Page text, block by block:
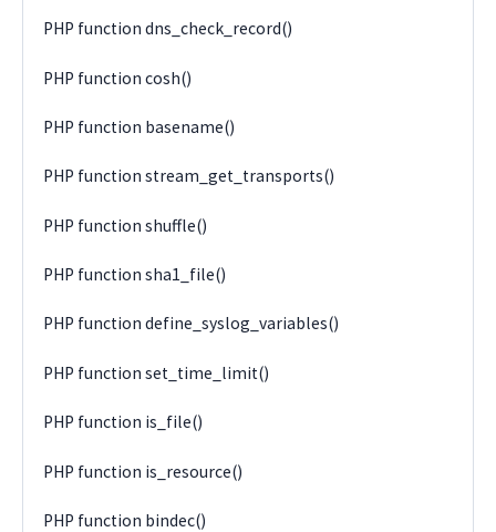
PHP function dns_check_record()
PHP function cosh()
PHP function basename()
PHP function stream_get_transports()
PHP function shuffle()
PHP function sha1_file()
PHP function define_syslog_variables()
PHP function set_time_limit()
PHP function is_file()
PHP function is_resource()
PHP function bindec()